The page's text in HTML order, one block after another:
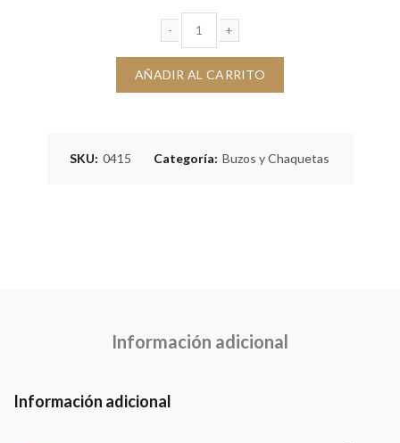
Camibuzo Adela cantidad
AÑADIR AL CARRITO
SKU: 0415 Categoría: Buzos y Chaquetas
Información adicional
Información adicional